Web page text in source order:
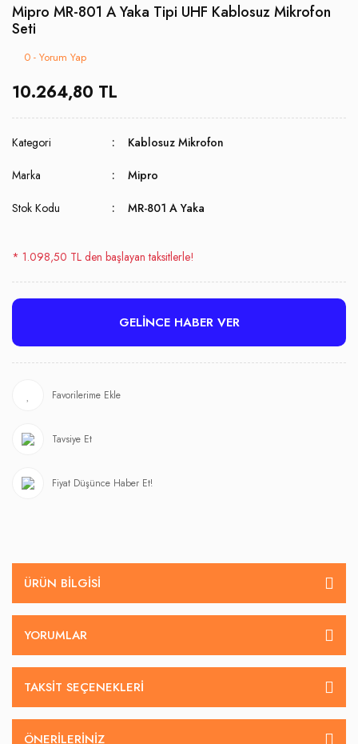
Mipro MR-801 A Yaka Tipi UHF Kablosuz Mikrofon
Seti
0 - Yorum Yap
10.264,80 TL
Kategori Kablosuz Mikrofon
Marka Mipro
Stok Kodu MR-801 A Yaka
* 1.098,50 TL den başlayan taksitlerle!
GELİNCE HABER VER
Tavsiye Et
Fiyat Düşünce Haber Et!
ÜRÜN BILGISI
YORUMLAR
TAKSIT SEÇENEKLERI
ÖNERILERINIZ